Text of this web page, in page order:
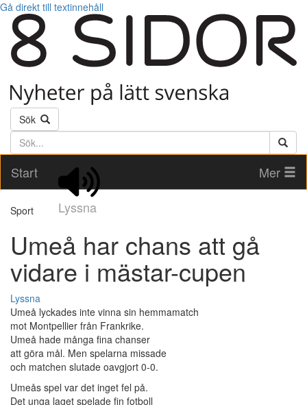
Gå direkt till textinnehåll
Sök
Söktext
Start
Lyssna
Mer
Sport
Umeå har chans att gå
vidare i mästar-cupen
Lyssna
Umeå lyckades inte vinna sin hemmamatch
mot Montpellier från Frankrike.
Umeå hade många fina chanser
att göra mål. Men spelarna missade
och matchen slutade oavgjort 0-0.
Umeås spel var det inget fel på.
Det unga laget spelade fin fotboll